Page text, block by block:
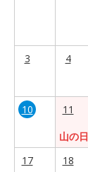
3 4
10
11
山の日
17
18